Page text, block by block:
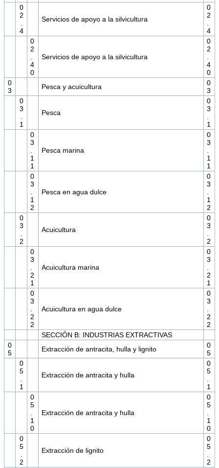
0
2
.
4
Servicios de apoyo a la silvicultura
0
2
.
4
0
2
.
4
0
Servicios de apoyo a la silvicultura
0
2
.
4
0
0
3
Pesca y acuicultura
0
3
0
3
.
1
Pesca
0
3
.
1
0
3
.
1
1
Pesca marina
0
3
.
1
1
0
3
.
1
2
Pesca en agua dulce
0
3
.
1
2
0
3
.
2
Acuicultura
0
3
.
2
0
3
.
2
1
Acuicultura marina
0
3
.
2
1
0
3
.
2
2
Acuicultura en agua dulce
0
3
.
2
2
SECCIÓN B: INDUSTRIAS EXTRACTIVAS
0
5
Extracción de antracita, hulla y lignito
0
5
0
5
.
1
Extracción de antracita y hulla
0
5
.
1
0
5
.
1
0
Extracción de antracita y hulla
0
5
.
1
0
0
5
.
2
Extracción de lignito
0
5
.
2